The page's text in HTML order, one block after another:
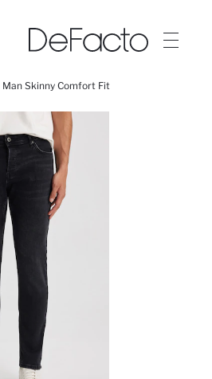
Man Skinny Comfort Fit